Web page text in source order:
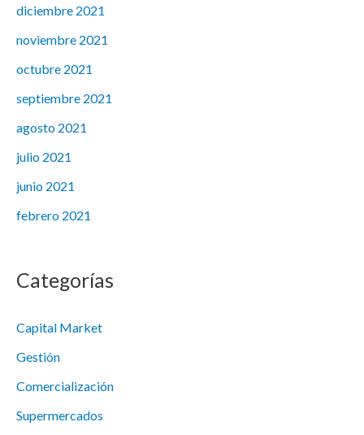
diciembre 2021
noviembre 2021
octubre 2021
septiembre 2021
agosto 2021
julio 2021
junio 2021
febrero 2021
Categorías
Capital Market
Gestión
Comercialización
Supermercados